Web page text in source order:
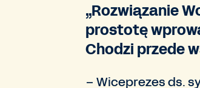
„Rozwiązanie
prostotę
Chodzi przede
– Wiceprezes ds.